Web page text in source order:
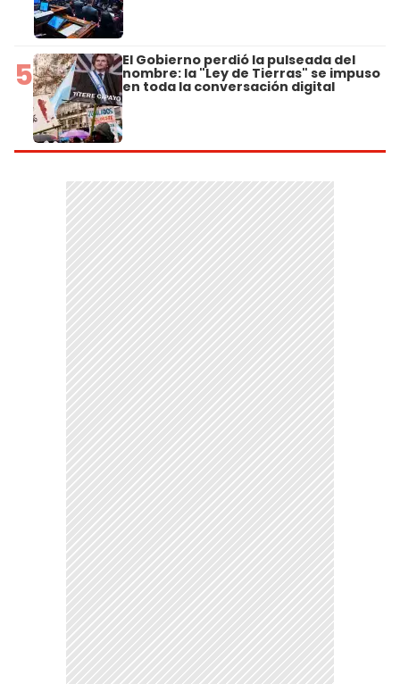
5 El Gobierno perdió la pulseada del
nombre: la "Ley de Tierras" se impuso
en toda la conversación digital